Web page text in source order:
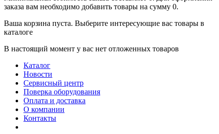
заказа вам необходимо добавить товары на сумму 0.
Ваша корзина пуста. Выберите интересующие вас товары в
каталоге
В настоящий момент у вас нет отложенных товаров
Каталог
Новости
Сервисный центр
Поверка оборудования
Оплата и доставка
О компании
Контакты